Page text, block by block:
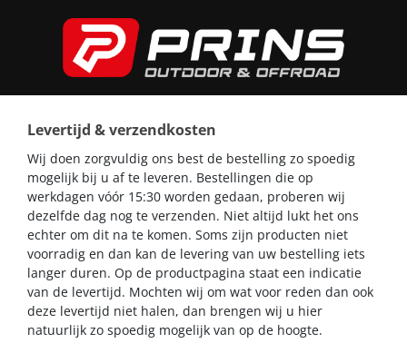
Levertijd & verzendkosten
Wij doen zorgvuldig ons best de bestelling zo spoedig
mogelijk bij u af te leveren. Bestellingen die op
werkdagen vóór 15:30 worden gedaan, proberen wij
dezelfde dag nog te verzenden. Niet altijd lukt het ons
echter om dit na te komen. Soms zijn producten niet
voorradig en dan kan de levering van uw bestelling iets
langer duren. Op de productpagina staat een indicatie
van de levertijd. Mochten wij om wat voor reden dan ook
deze levertijd niet halen, dan brengen wij u hier
natuurlijk zo spoedig mogelijk van op de hoogte.